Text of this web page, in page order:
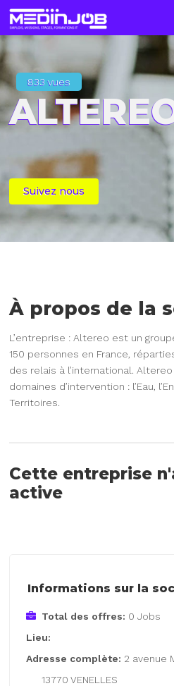
833 vues
Suivez nous
À propos de la
L’entreprise : Altereo est un
150 personnes en France,
des relais à l’international.
domaines d’intervention : l’Eau,
Territoires.
Cette entreprise
active
Informations sur la
Total des offres: 0 Jobs
Lieu:
Adresse complète: 2 avenue
13770 VENELLES